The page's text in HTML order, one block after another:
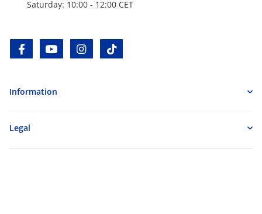
Saturday: 10:00 - 12:00 CET
facebookyoutube instagram
Information
Legal